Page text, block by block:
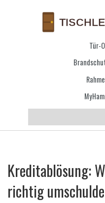
Tür-
Kreditablösung:
richtig